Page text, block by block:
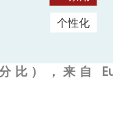
盟 28 国按制冷量
比），来自
个性化